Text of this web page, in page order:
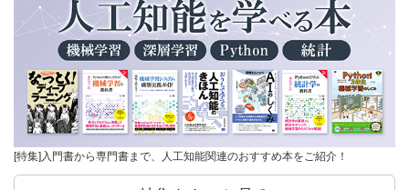
[特集]入門書から専門書まで、人工知能関連のおすすめ本をご紹介！